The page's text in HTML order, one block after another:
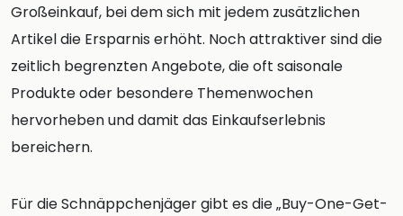
Großeinkauf, bei dem sich mit jedem zusätzlichen
Artikel die Ersparnis erhöht. Noch attraktiver sind die
zeitlich begrenzten Angebote, die oft saisonale
Produkte oder besondere Themenwochen
hervorheben und damit das Einkaufserlebnis
bereichern.
Für die Schnäppchenjäger gibt es die „Buy-One-Get-